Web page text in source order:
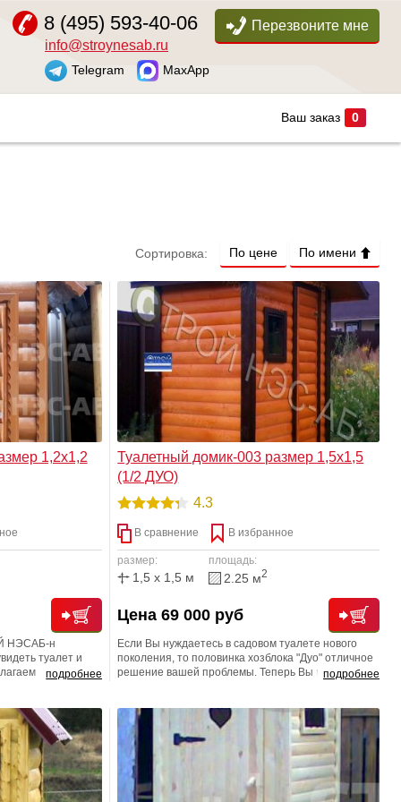
8 (495) 593-40-06
info@stroynesab.ru
Перезвоните мне
Telegram MaxApp
Ваш заказ 0
Сортировка: По цене По имени
1,2х1,2
подробнее
НЭСАБ-н
туалет и
творения -
Туалетный домик-003 размер 1,5х1,5
(1/2 ДУО)
4.3
В сравнение В избранное
размер:
1,5 x 1,5 м
площадь:
2.25 м2
Цена 69 000 руб
подробнее
Если Вы нуждаетесь в садовом туалете нового
поколения, то половинка хозблока "Дуо" отличное
решение вашей проблемы. Теперь Вы имеете не
линолеумом и туалетом на выбор (унитаз с
выводами, дачный туалет, рундук (сидение с
открывающейся крышкой). Строение изготовлено
по каркасной технологии и прослужит Вам не одно
десятилетие. Внешняя отделка на выбор:
Сайдинг/Блок-хаус/имитация под брус Внутренняя